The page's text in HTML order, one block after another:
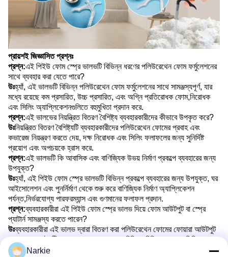
প্রায়শই জিজ্ঞাসিত প্রশ্নঃ
প্রশ্ন:এই পিইউ ফোম স্প্রে ভালভটি বিভিন্ন ধরণের পলিউরেথেন ফোম ফর্মুলেশনের
সাথে ব্যবহার করা যেতে পারে?
উঃহ্যাঁ, এই ভালভটি বিভিন্ন পলিউরেথেন ফোম ফর্মুলেশনের সাথে সামঞ্জস্যপূর্ণ, যার
মধ্যে রয়েছে কম প্রসারিত, উচ্চ প্রসারিত, এবং অগ্নি প্রতিরোধক ফোম,নিরোধক
এবং সিলিং অ্যাপ্লিকেশনগুলিতে বহুমুখিতা প্রদান করে.
প্রশ্ন:এই ভালভের নিয়ন্ত্রিত বিতরণ বৈশিষ্ট্য ব্যবহারকারীদের কীভাবে উপকৃত করে?
উঃনিয়ন্ত্রিত বিতরণ বৈশিষ্ট্যটি ব্যবহারকারীদের পলিউরেথেন ফোমের প্রবাহ এবং
কভারেজ নিয়ন্ত্রণ করতে দেয়, দক্ষ নিরোধক এবং সিলিং ফলাফলের জন্য সুনির্দিষ্ট
প্রয়োগ এবং অপচয়কে হ্রাস করে.
প্রশ্ন:এই ভালভটি কি আবাসিক এবং বাণিজ্যিক উভয় নির্মাণ প্রকল্পে ব্যবহারের জন্য
উপযুক্ত?
উঃহ্যাঁ, এই পিইউ ফোম স্প্রে ভালভটি বিভিন্ন প্রকল্পে ব্যবহারের জন্য উপযুক্ত, ঘর
আইসোলেশন এবং পুনর্নির্মাণ থেকে শুরু করে বাণিজ্যিক নির্মাণ অ্যাপ্লিকেশন
পর্যন্ত,নির্ভরযোগ্য পারফরম্যান্স এবং গুণমানের ফলাফল প্রদান.
প্রশ্ন:ব্যবহারকারীরা এই পিইউ ফোম স্প্রে ভালভ দিয়ে ফোম আউটপুট বা স্প্রে
প্যাটার্ন সামঞ্জস্য করতে পারেন?
উঃব্যবহারকারীরা এই ভালভ দ্বারা বিতরণ করা পলিউরেথেন ফোমের ফোয়ারা আউটপুট
এবং স্প্রে প্যাটার্নটি সামঞ্জস্য করতে পারেন, যা বিভিন্ন বিচ্ছিন্নতা এবং সিলিংয়ের
প্রয়োজন অনুসারে কাস্টমাইজড অ্যাপ্লিকেশনকে অনুমতি দেয়।
Narkie